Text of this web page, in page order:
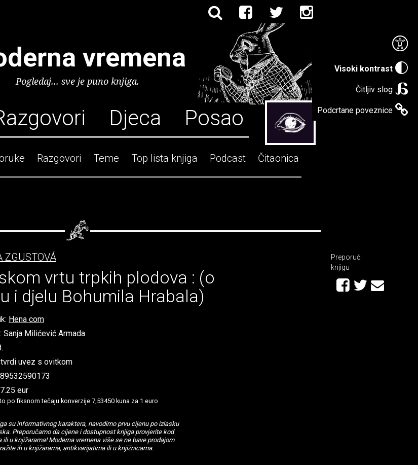
Visoki kontrast
Čitljiv slog
Podcrtane poveznice
vremena
Pogledaj... sve je puno knjiga.
Djeca Posao
Razgovori Teme Top lista knjiga Podcast Čitaonica
ZGUSTOVÁ
vrtu trpkih plodova : (o
i djelu Bohumila Hrabala)
Hena com
Sanja Milićević Armada
uvez s ovitkom
eur
po fiksnom tečaju konverzije 7,53450 kuna za 1 euro
su informativnog karaktera, navodimo prvu cijenu po izlasku
Preporučamo da cijene i dostupnost knjiga provjerite kod
ili u knjižarama! Moderna vremena više se ne bave prodajom
ih u knjižarama, antikvarijatima ili u knjižnicama.
Preporuči
knjigu